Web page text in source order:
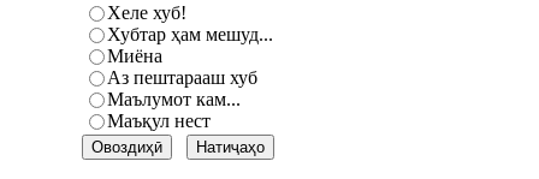
Хеле хуб!
Хубтар ҳам мешуд...
Миёна
Аз пештарааш хуб
Маълумот кам...
Маъқул нест